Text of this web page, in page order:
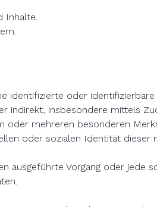
Inhalte.
identifizierte oder
insbesondere mittels
oder mehreren besonderen
oder sozialen Identität dieser
ausgeführte Vorgang oder jede